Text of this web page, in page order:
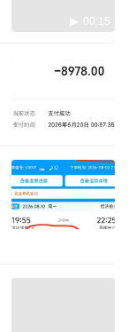
00:15